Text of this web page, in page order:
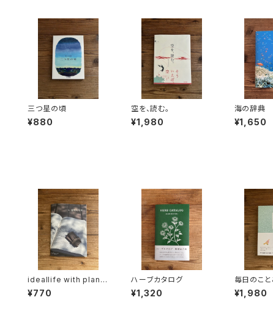
三つ星の頃
¥880
空を、読む。
¥1,980
海の辞典
¥1,650
ideallife with plants
16
¥770
ハーブカタログ
¥1,320
毎日のこと
¥1,980